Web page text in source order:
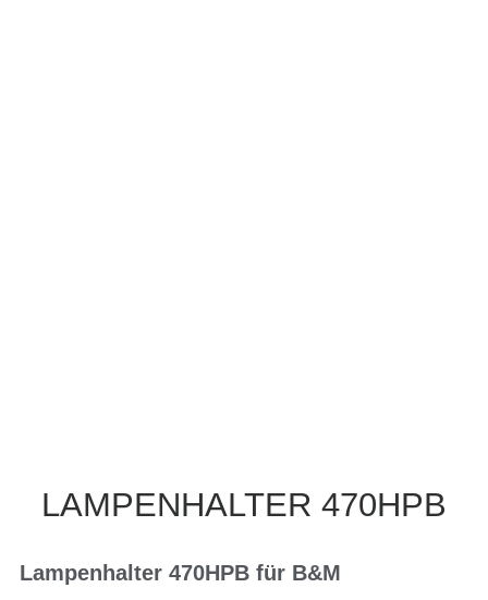
LAMPENHALTER 470HPB
Lampenhalter 470HPB für B&M